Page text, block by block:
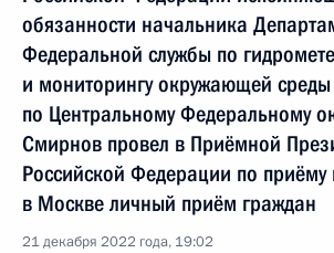
обязанности начальника
Федеральной службы по
и мониторингу окружающей среды
по Центральному Федеральному
Смирнов провел в Приёмной
Российской Федерации по приёму
в Москве личный приём граждан
21 декабря 2022 года, 19:02